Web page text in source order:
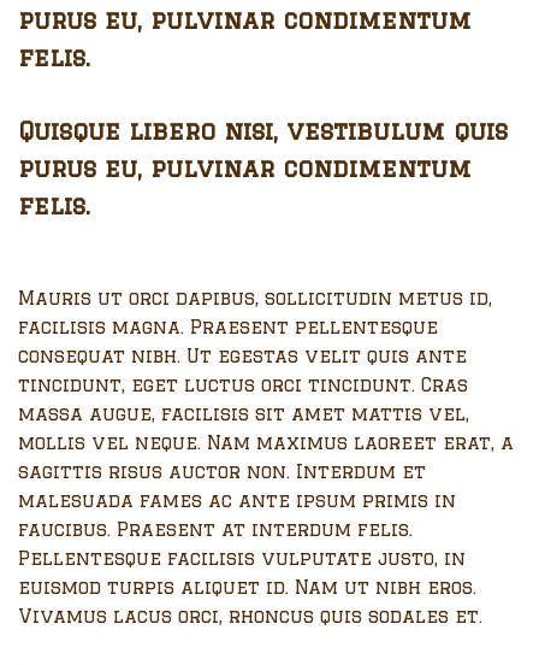
purus eu, pulvinar condimentum
felis.
Quisque libero nisi, vestibulum quis
purus eu, pulvinar condimentum
felis.
Mauris ut orci dapibus, sollicitudin metus id,
facilisis magna. Praesent pellentesque
consequat nibh. Ut egestas velit quis ante
tincidunt, eget luctus orci tincidunt. Cras
massa augue, facilisis sit amet mattis vel,
mollis vel neque. Nam maximus laoreet erat, a
sagittis risus auctor non. Interdum et
malesuada fames ac ante ipsum primis in
faucibus. Praesent at interdum felis.
Pellentesque facilisis vulputate justo, in
euismod turpis aliquet id. Nam ut nibh eros.
Vivamus lacus orci, rhoncus quis sodales et.